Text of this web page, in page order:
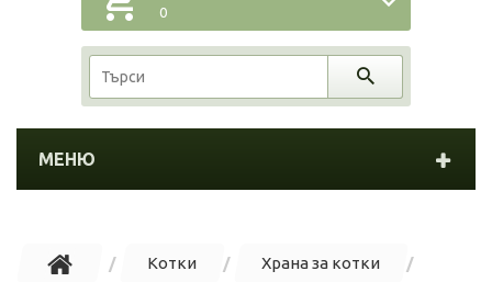
0
МЕНЮ
Котки Храна за котки